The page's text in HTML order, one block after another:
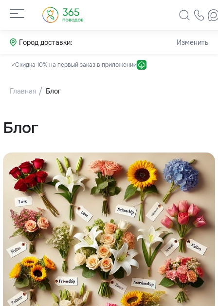
Город доставки: Изменить
Скидка 10% на первый заказ в приложении
Главная Блог
Блог